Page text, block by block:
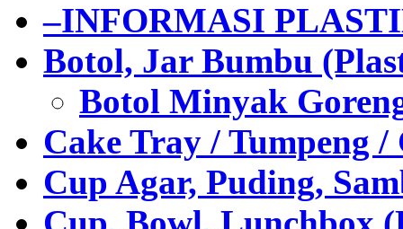
–INFORMASI
Botol, Jar Bumbu
Botol Minyak
Cake Tray / Tumpeng /
Cup Agar, Puding,